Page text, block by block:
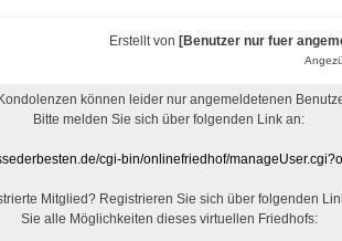
Erstellt von [Benutzer nur fuer
können leider nur angemeldetenen
Bitte melden Sie sich über folgenden Link an:
cgi-bin/onlinefriedhof/
Mitglied? Registrieren Sie sich über folgenden
Sie alle Möglichkeiten dieses virtuellen Friedhofs: